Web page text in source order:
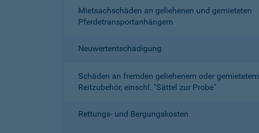
Mietsachschäden an geliehenen und gemieteten
Pferdetransportanhängern
Neuwertentschädigung
Schäden an fremden geliehenem oder gemietetem
Reitzubehör, einschl. "Sättel zur Probe"
Rettungs- und Bergungskosten